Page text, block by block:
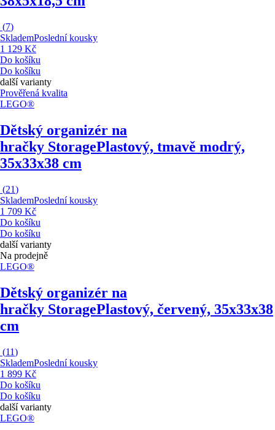
(7)
SklademPoslední kousky
1 129 Kč
Do košíku
Do košíku
další varianty
Prověřená kvalita
LEGO®
Dětský organizér na
hračky StoragePlastový, tmavě modrý,
35x33x38 cm
(21)
SklademPoslední kousky
1 709 Kč
Do košíku
Do košíku
další varianty
Na prodejně
LEGO®
Dětský organizér na
hračky StoragePlastový, červený, 35x33x38
cm
(11)
SklademPoslední kousky
1 899 Kč
Do košíku
Do košíku
další varianty
LEGO®